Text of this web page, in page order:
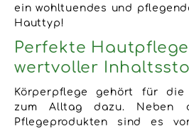
ein wohltuendes und
Hauttyp!
Perfekte
wertvoller
Körperpflege gehört für die
zum Alltag dazu. Neben
Pflegeprodukten sind es